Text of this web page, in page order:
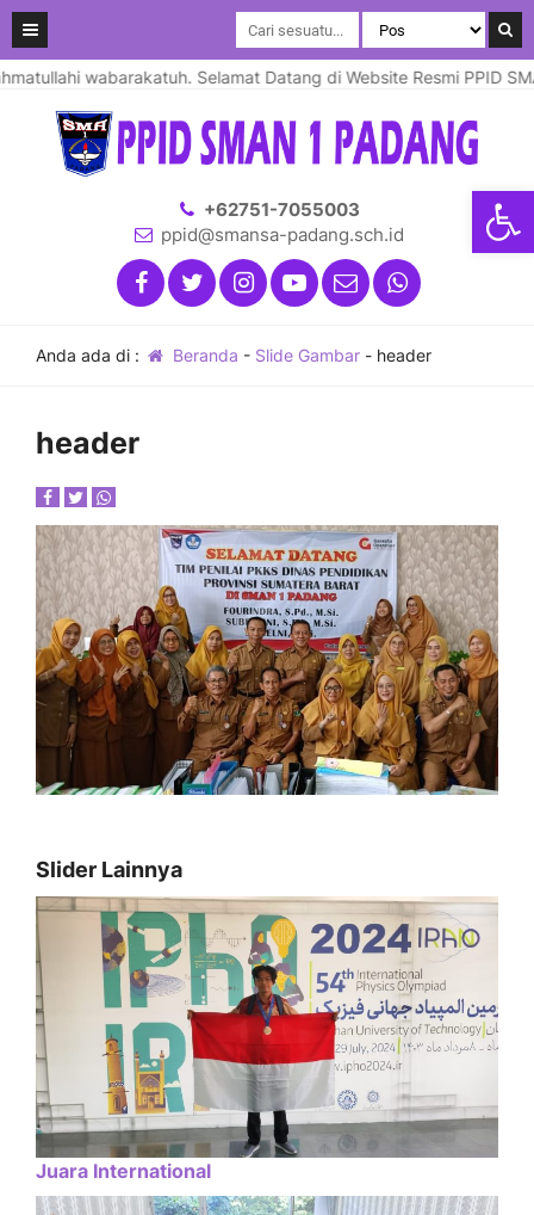
wabarakatuh. Selamat Datang di Website Resmi PPID
+62751-7055003
ppid@smansa-padang.sch.id
Anda ada di : Beranda - Slide Gambar- header
header
Slider Lainnya
Juara International